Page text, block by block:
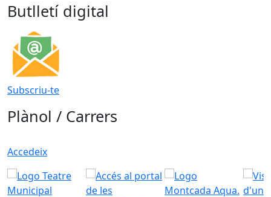
Butlletí digital
Subscriu-te
Plànol / Carrers
Accedeix